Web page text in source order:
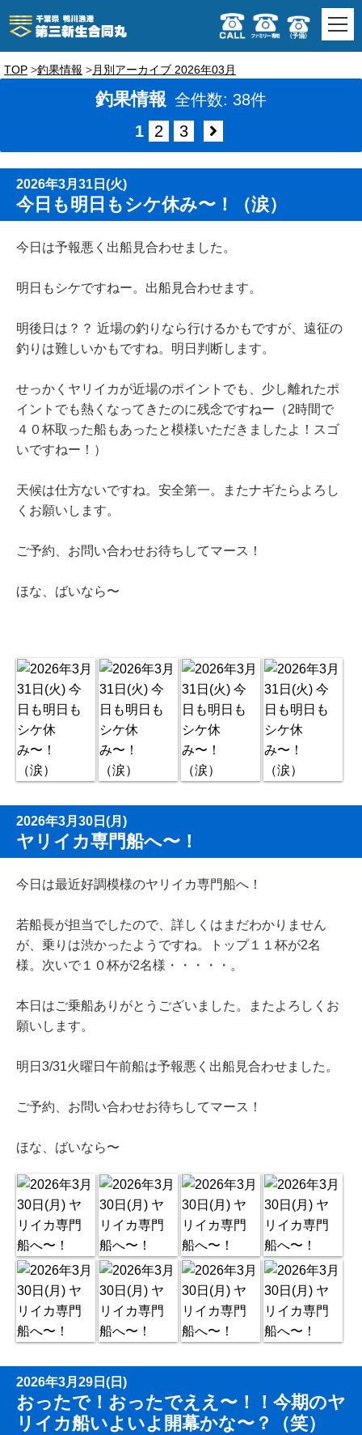
TOP 釣果情報 月別アーカイブ 2026年03月
釣果情報 全件数: 38件
1
2 3
2026年3月31日(火)
今日も明日もシケ休み〜！（涙）
今日は予報悪く出船見合わせました。
明日もシケですねー。出船見合わせます。
明後日は？？ 近場の釣りなら行けるかもですが、遠征の
釣りは難しいかもですね。明日判断します。
せっかくヤリイカが近場のポイントでも、少し離れたポ
イントでも熱くなってきたのに残念ですねー（2時間で
４０杯取った船もあったと模様いただきましたよ！スゴ
いですねー！）
天候は仕方ないですね。安全第一。またナギたらよろし
くお願いします。
ご予約、お問い合わせお待ちしてマース！
ほな、ばいなら〜
2026年3月30日(月)
ヤリイカ専門船へ〜！
今日は最近好調模様のヤリイカ専門船へ！
若船長が担当でしたので、詳しくはまだわかりません
が、乗りは渋かったようですね。トップ１１杯が2名
様。次いで１０杯が2名様・・・・・。
本日はご乗船ありがとうございました。またよろしくお
願いします。
明日3/31火曜日午前船は予報悪く出船見合わせました。
ご予約、お問い合わせお待ちしてマース！
ほな、ばいなら〜
2026年3月29日(日)
おったで！おったでええ〜！！今期のヤ
リイカ船いよいよ開幕かな〜？（笑）